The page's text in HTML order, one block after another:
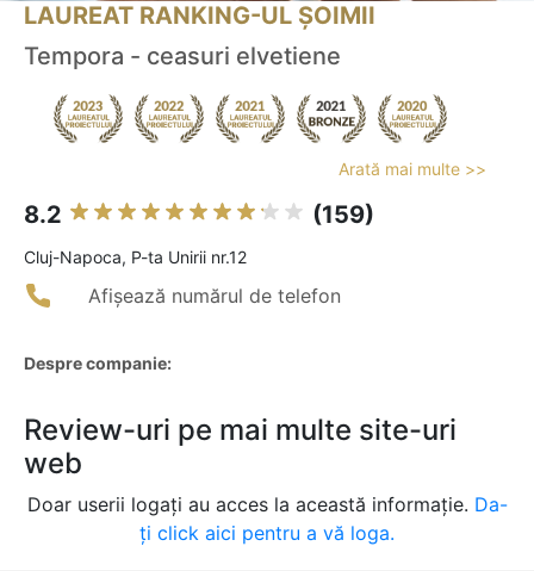
LAUREAT RANKING-UL ȘOIMII
Tempora - ceasuri elvetiene
Arată mai multe >>
8.2 (159)
Cluj-Napoca, P-ta Unirii nr.12
Afișează numărul de telefon
Despre companie:
Review-uri pe mai multe site-uri
web
Doar userii logați au acces la această informație. Da-
ți click aici pentru a vă loga.